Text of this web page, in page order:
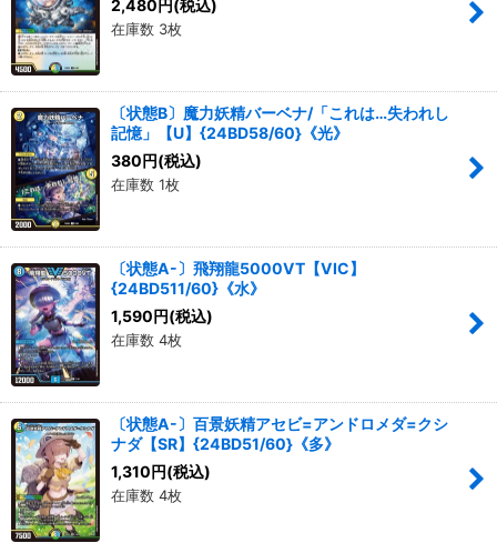
2,480円(税込)
在庫数 3枚
〔状態B〕魔力妖精バーベナ/「これは…失われし
記憶」【U】{24BD58/60}《光》
380円(税込)
在庫数 1枚
〔状態A-〕飛翔龍5000VT【VIC】
{24BD511/60}《水》
1,590円(税込)
在庫数 4枚
〔状態A-〕百景妖精アセビ=アンドロメダ=クシ
ナダ【SR】{24BD51/60}《多》
1,310円(税込)
在庫数 4枚